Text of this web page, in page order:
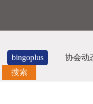
bingoplus
协会动
搜索